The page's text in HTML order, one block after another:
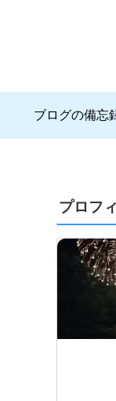
ブログの備忘
プロフ